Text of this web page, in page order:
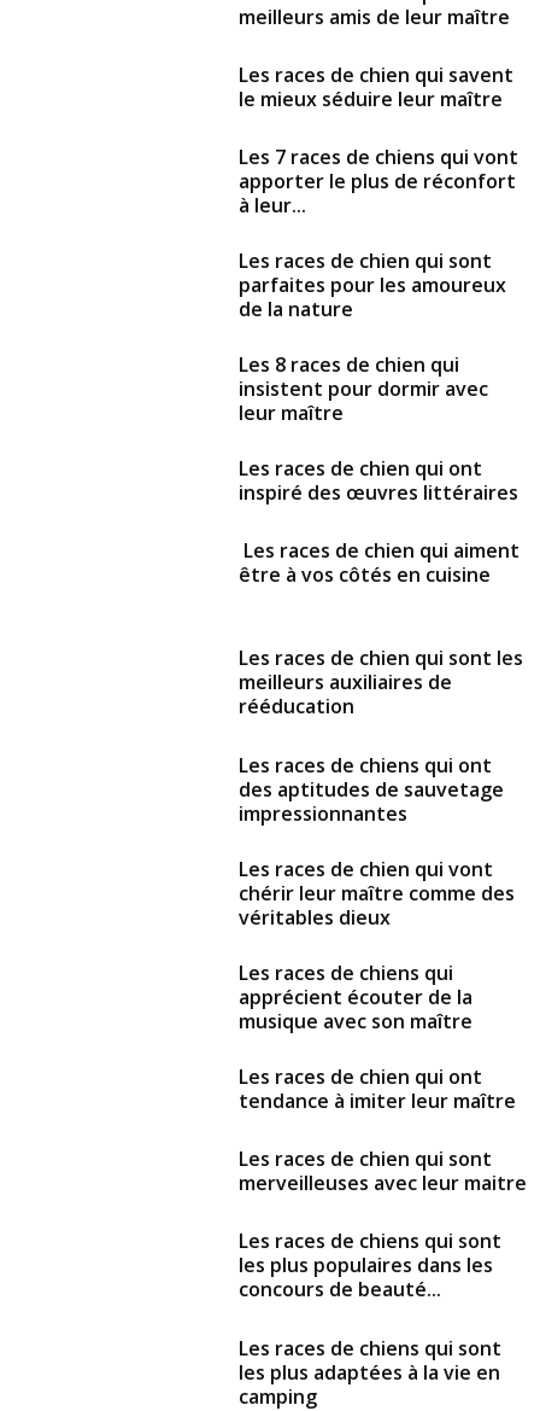
meilleurs amis de leur maître
Les races de chien qui savent
le mieux séduire leur maître
Les 7 races de chiens qui vont
apporter le plus de réconfort
à leur...
Les races de chien qui sont
parfaites pour les amoureux
de la nature
Les 8 races de chien qui
insistent pour dormir avec
leur maître
Les races de chien qui ont
inspiré des œuvres littéraires
Les races de chien qui aiment
être à vos côtés en cuisine
Les races de chien qui sont les
meilleurs auxiliaires de
rééducation
Les races de chiens qui ont
des aptitudes de sauvetage
impressionnantes
Les races de chien qui vont
chérir leur maître comme des
véritables dieux
Les races de chiens qui
apprécient écouter de la
musique avec son maître
Les races de chien qui ont
tendance à imiter leur maître
Les races de chien qui sont
merveilleuses avec leur maitre
Les races de chiens qui sont
les plus populaires dans les
concours de beauté...
Les races de chiens qui sont
les plus adaptées à la vie en
camping